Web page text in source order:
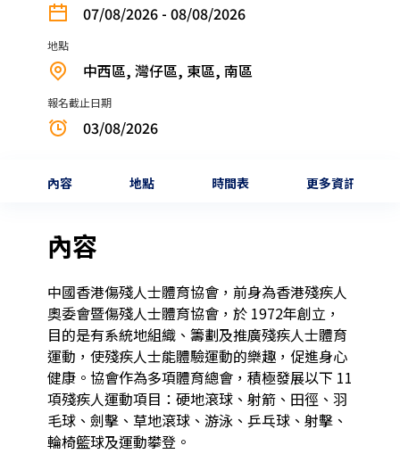
07/08/2026 - 08/08/2026
地點
中西區, 灣仔區, 東區, 南區
報名截止日期
03/08/2026
內容 地點 時間表 更多資訊
內容
中國香港傷殘人士體育協會，前身為香港殘疾人
奧委會暨傷殘人士體育協會，於 1972年創立，
目的是有系統地組織、籌劃及推廣殘疾人士體育
運動，使殘疾人士能體驗運動的樂趣，促進身心
健康。協會作為多項體育總會，積極發展以下 11
項殘疾人運動項目：硬地滾球、射箭、田徑、羽
毛球、劍擊、草地滾球、游泳、乒乓球、射擊、
輪椅籃球及運動攀登。